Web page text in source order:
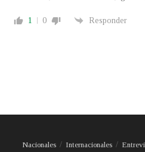
1 0 Responder
Nacionales Internacionales